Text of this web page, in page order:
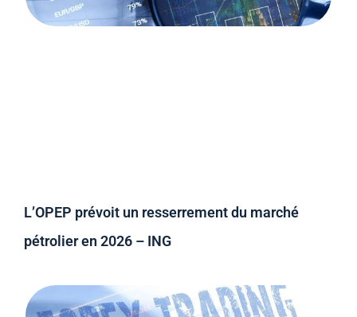
L’OPEP prévoit un resserrement du marché
pétrolier en 2026 – ING